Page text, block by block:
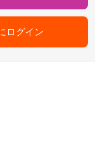
ログイン